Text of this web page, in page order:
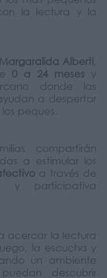
la lectura y la
Margaralida Alberti,
0 a 24 meses y
donde las
a despertar
peques.
compartirán
a estimular los
a través de
y participativa
acercar la lectura
la escucha y
un ambiente
descubrir